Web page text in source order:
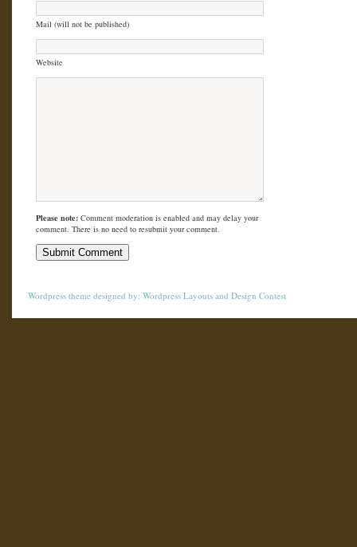
Mail (will not be published)
Website
Please note: Comment moderation is enabled and may delay your
comment. There is no need to resubmit your comment.
Wordpress theme designed by: Wordpress Layouts and Design Contest